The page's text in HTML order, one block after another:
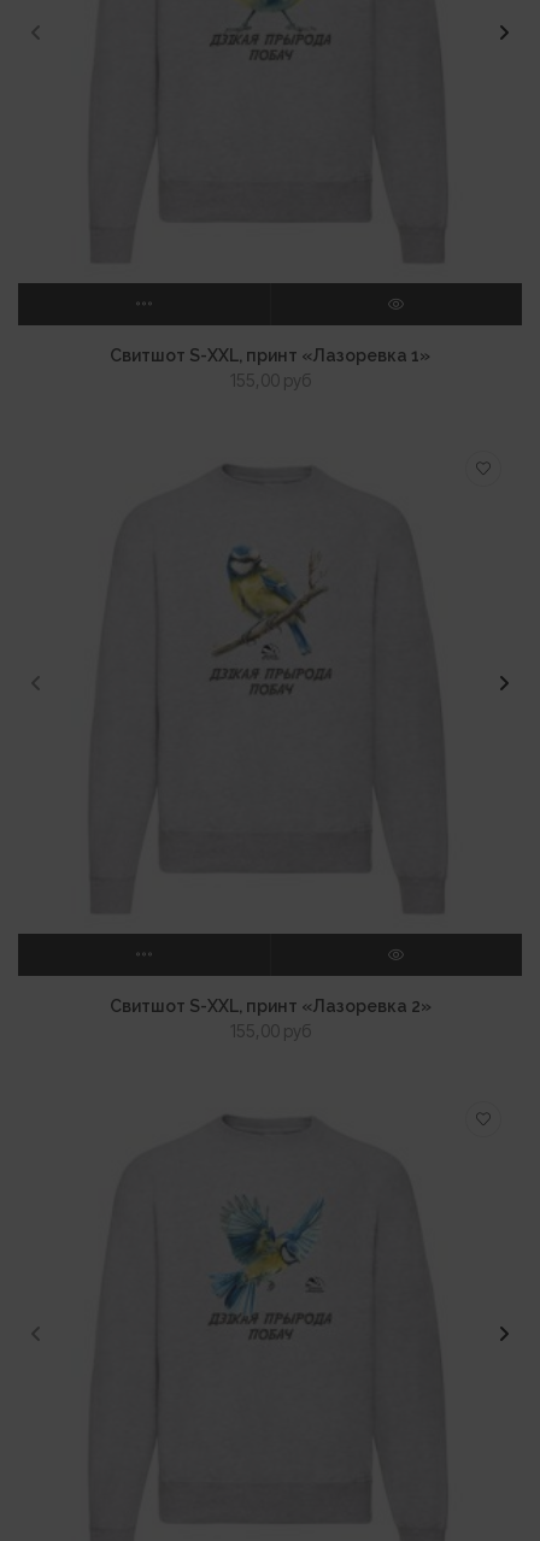
ВЫБЕРИТЕ ПАРАМЕТРЫ
Свитшот S-XXL, принт «Лазоревка 1»
155,00 руб
ВЫБЕРИТЕ ПАРАМЕТРЫ
Свитшот S-XXL, принт «Лазоревка 2»
155,00 руб